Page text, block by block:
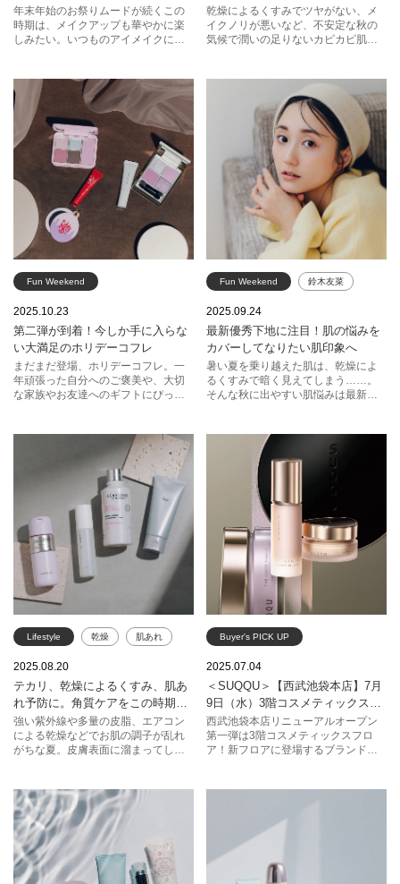
イテムを取り入れる
年末年始のお祭りムードが続くこの
時期は、メイクアップも華やかに楽
しみたい。いつものアイメイクにプ
してみませんか？目元に、ほんの少
しだけ。そのさりげなさがいいので
す。
乾燥によるくすみでツヤがない、メ
イクノリが悪いなど、不安定な秋の
気候で潤いの足りないカピカピ肌
ツヤ肌へ。
Fun Weekend
ホリデーコフレ
スック SHISEIDO
スナイデル ビューティ
ポール ＆ ジョー ボーテ
2025.10.23
第二弾が到着！今しか手に入らな
い大満足のホリデーコフレ
まだまだ登場、ホリデーコフレ。一
年頑張った自分へのご褒美や、大切
な家族やお友達へのギフトにぴった
な“おトク感”も大きな魅力！
Fun Weekend 鈴木友菜
ベースメイク
スック アルビオン
クレ・ド・ポー ボーテ
ルナソル
2025.09.24
最新優秀下地に注目！肌の悩みを
カバーしてなりたい肌印象へ
暑い夏を乗り越えた肌は、乾燥によ
るくすみで暗く見えてしまう……。
そんな秋に出やすい肌悩みは最新コ
プ下地、カバー力抜群のコンシーラ
ー、自分の理想肌を演出できるアイ
テムを選んでみて。
Lifestyle 乾燥 肌あれ
角質ケア
クレ・ド・ポー ボーテ イプサ
コスメデコルテ ロクシタン
スック
2025.08.20
テカリ、乾燥によるくすみ、肌あ
れ予防に。角質ケアをこの時期か
ら
強い紫外線や多量の皮脂、エアコン
による乾燥などでお肌の調子が乱れ
がちな夏。皮膚表面に溜まってしま
れを。
Buyer's PICK UP
西武池袋本店
コスメティックスフロア 化粧品
sogoseibu
スック リニューアル
2025.07.04
＜SUQQU＞【西武池袋本店】7月
9日（水）3階コスメティックスフ
ロア リニューアルオープン！
西武池袋本店リニューアルオープン
第一弾は3階コスメティックスフロ
ア！新フロアに登場するブランドを